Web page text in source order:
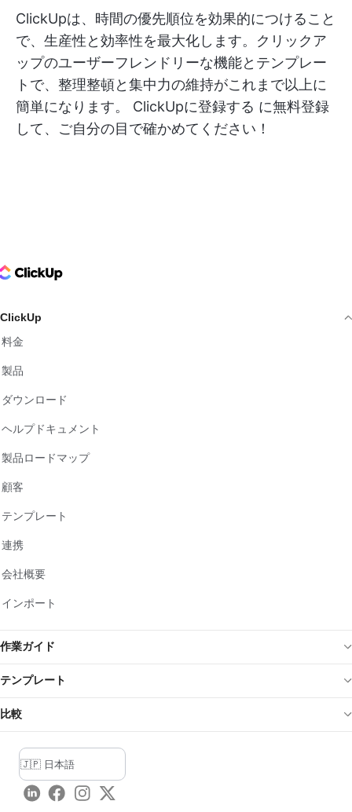
ClickUpは、時間の優先順位を効果的につけること
で、生産性と効率性を最大化します。クリックア
ップのユーザーフレンドリーな機能とテンプレー
トで、整理整頓と集中力の維持がこれまで以上に
簡単になります。 ClickUpに登録する に無料登録
して、ご自分の目で確かめてください！
Logo
ClickUp
料金
製品
ダウンロード
ヘルプドキュメント
製品ロードマップ
顧客
テンプレート
連携
会社概要
インポート
作業ガイド
テンプレート
比較
LinkedInFacebook
Instagram
Twitter